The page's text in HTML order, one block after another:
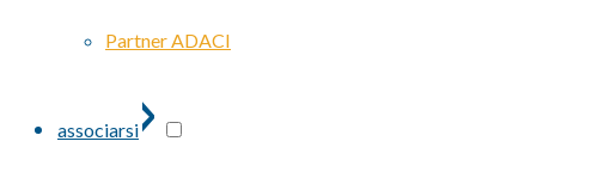
Partner ADACI
associarsi›